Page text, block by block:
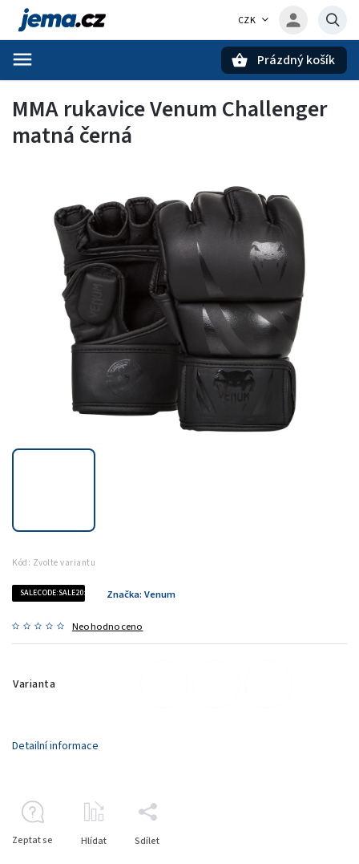
CZK
Prázdný košík
MMA rukavice Venum Challenger
matná černá
Kód: Zvolte variantu
SALECODE:SALE20:20:%
Neohodnoceno
Značka: Venum
Varianta
Detailní informace
Zeptat se Hlídat Sdílet